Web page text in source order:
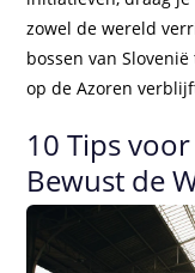
zowel de wereld
bossen van
op de Azoren
10 Tips
Bewust de